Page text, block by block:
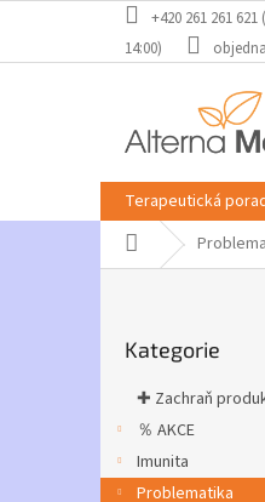
obsah
+420 261 261
14:00)
Terapeutická
Domů
kategorie
Kategorie
✚ Zachraň
％ AKCE
Imunita
Problematika